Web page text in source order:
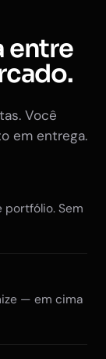
entre
Você
em entrega.
portfólio. Sem
— em cima